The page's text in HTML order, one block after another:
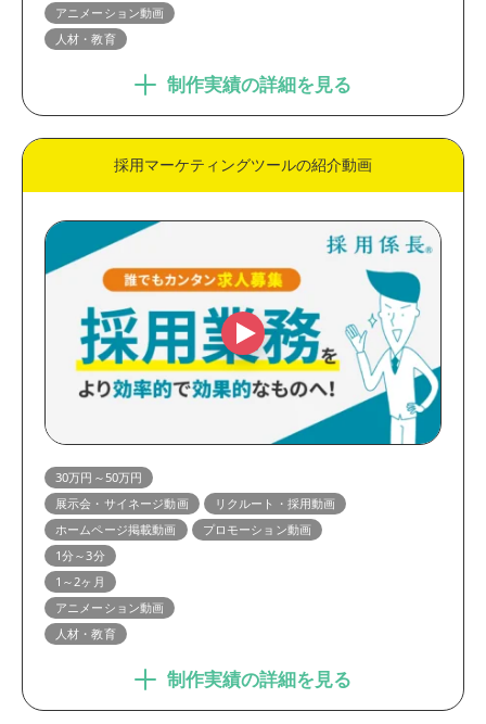
アニメーション動画
人材・教育
制作実績の詳細を見る
採用マーケティングツールの紹介動画
30万円～50万円
展示会・サイネージ動画
リクルート・採用動画
ホームページ掲載動画
プロモーション動画
1分～3分
1～2ヶ月
アニメーション動画
人材・教育
制作実績の詳細を見る